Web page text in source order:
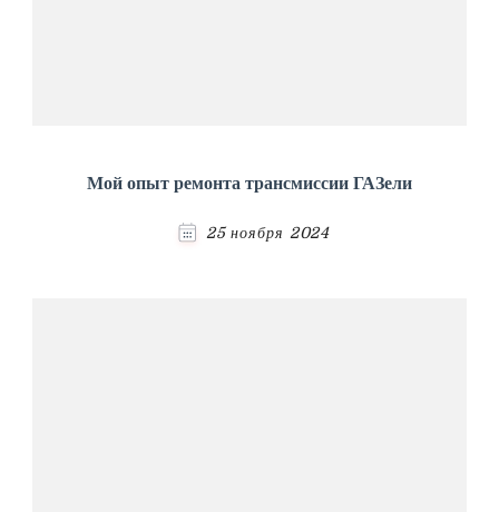
Мой опыт ремонта трансмиссии ГАЗели
25 ноября 2024